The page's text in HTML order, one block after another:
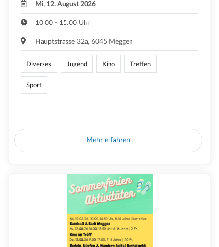
Mi, 12. August 2026
10:00 - 15:00 Uhr
Hauptstrasse 32a, 6045 Meggen
Diverses Jugend Kino Treffen
Sport
Mehr erfahren